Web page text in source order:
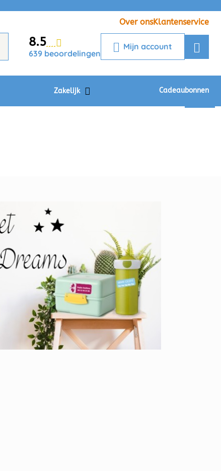
Over onsKlantenservice
8.5
639 beoordelingen
Mijn account
Zakelijk Cadeaubonnen
Krijg een antwoord op uw vraag
Chatbot
Chat 24/7 met onze chatbot voor
Contact